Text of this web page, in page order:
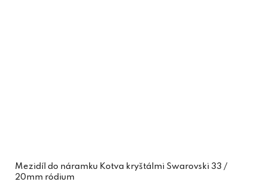
Mezidíl do náramku Kotva kryštálmi Swarovski 33 /
20mm ródium